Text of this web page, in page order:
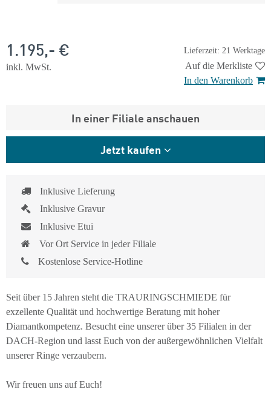
Lieferzeit: 21 Werktage
1.195,- €
inkl. MwSt.
Auf die Merkliste
In den Warenkorb
In einer Filiale anschauen
Jetzt kaufen
Inklusive Lieferung
Inklusive Gravur
Inklusive Etui
Vor Ort Service in jeder Filiale
Kostenlose Service-Hotline
Seit über 15 Jahren steht die TRAURINGSCHMIEDE für
exzellente Qualität und hochwertige Beratung mit hoher
Diamantkompetenz. Besucht eine unserer über 35 Filialen in der
DACH-Region und lasst Euch von der außergewöhnlichen Vielfalt
unserer Ringe verzaubern.
Wir freuen uns auf Euch!